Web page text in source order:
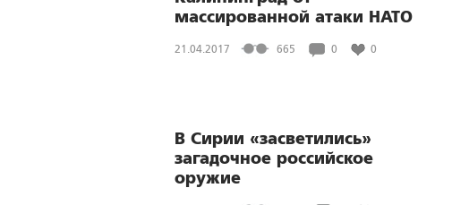
массированной атаки НАТО
21.04.2017 665 0 0
В Сирии «засветились»
загадочное российское
оружие